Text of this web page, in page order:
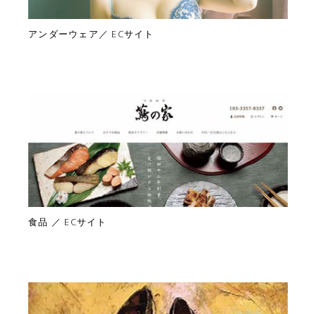
アンダーウェア／ ECサイト
食品 ／ ECサイト